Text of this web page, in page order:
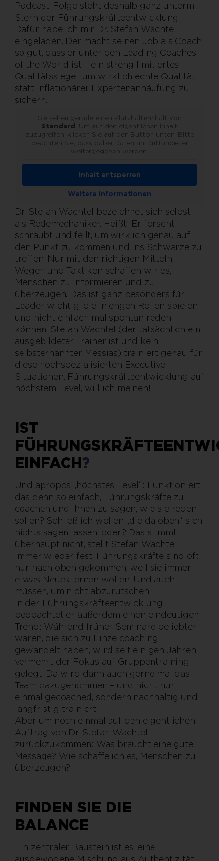
Podcast-Folge steht deshalb ganz unterm
Stern der Führungskräfteentwicklung.
Dafür habe ich mir Dr. Stefan Wachtel
eingeladen. Der macht seinen Job als Coach
so gut, dass er unter den Leading Coaches
of the World ist – ein streng limitiertes
Qualitätssiegel, um wirklich echte Qualität
statt inflationärer Expertenanhäufung zu
sichern.
Sie sehen gerade einen Platzhalterinhalt von
Standard . Um auf den eigentlichen Inhalt
zuzugreifen, klicken Sie auf den Button unten. Bitte
beachten Sie, dass dabei Daten an Drittanbieter
weitergegeben werden.
Inhalt entsperren
Weitere Informationen
Dr. Stefan Wachtel bezeichnet sich selbst
als Redemechaniker. Heißt: Er forscht,
schraubt und feilt, um wirklich genau auf
den Punkt zu kommen und ins Schwarze zu
treffen. Nur mit den richtigen Mitteln,
Wegen und Taktiken schaffen wir es,
Menschen zu informieren und zu
überzeugen. Das ist ganz besonders für
Leader wichtig, die in engen Rollen spielen
und nicht einfach mal spontan reden
können. Stefan Wachtel (der tatsächlich ein
ausgebildeter Trainer ist und kein
selbsternannter Messias) trainiert genau für
diese hochspezialisierten Executive-
Situationen. Führungskräfteentwicklung auf
höchstem Level, will ich meinen!
IST
EINFACH?
Und apropos „höchstes Level“: Funktioniert
das denn so einfach, Führungskräfte zu
coachen und ihnen zu sagen, wie sie reden
sollen? Schließlich wollen „die da oben“ sich
nichts sagen lassen, oder? Das stimmt
überhaupt nicht, stellt Stefan Wachtel
immer wieder fest. Führungskräfte sind oft
nur nach oben gekommen, weil sie immer
etwas Neues lernen wollen. Und auch
müssen, um nicht abzurutschen.
In der Führungskräfteentwicklung
beobachtet er außerdem einen eindeutigen
Trend: Während früher Seminare beliebter
waren, die sich zu Einzelcoaching
gewandelt haben, wird seit einigen Jahren
vermehrt der Fokus auf Gruppentraining
gelegt. Da wird dann auch gerne mal das
Team dazugenommen – und nicht nur
einmal gecoached, sondern nachhaltig und
langfristig trainiert.
Aber um noch einmal auf den eigentlichen
Auftrag von Dr. Stefan Wachtel
zurückzukommen: Was braucht eine gute
Message? Wie schaffe ich es, Menschen zu
überzeugen?
FINDEN SIE DIE
BALANCE
Ein zentraler Baustein ist es, eine
ausgewogene Mischung aus Authentizität